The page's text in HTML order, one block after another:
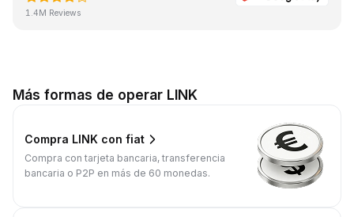
1.4M Reviews
Más formas de operar LINK
Compra LINK con fiat
Compra con tarjeta bancaria, transferencia
bancaria o P2P en más de 60 monedas.